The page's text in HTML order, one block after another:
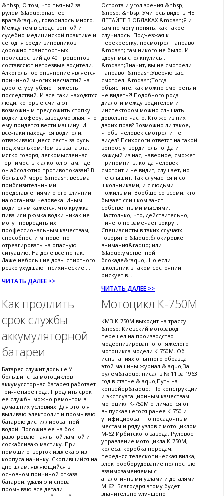
&nbsp; О том, что пьяный за
рулем &laquo;опаснее
врага&raquo;, говорилось много.
Между тем в следственной и
судебно-медицинской практике и
сегодня среди виновников
дорожно-транспортных
происшествий до 40 процентов
составляют нетрезвые водители.
Алкогольное опьянение является
причиной многих несчастий на
дороге, усугубляет тяжесть
последствий. И все-таки находятся
люди, которые считают
возможным предложить стопку
водки шоферу, заведомо зная, что
ему придется вести машину. И
все-таки находятся водители,
отваживающиеся сесть за руль
под хмельком.Чем вызвана эта,
мягко говоря, легкомысленная
терпимость к алкоголю там, где
он абсолютно противопоказан? В
большой мере &mdash; весьма
приблизительными
представлениями о его влиянии
на организм человека. Иным
водителям кажется, что кружка
пива или рюмка водки никак не
могут повредить их
профессиональным качествам,
способности мгновенно
отреагировать на опасную
ситуацию. На деле все не так.
Даже небольшие дозы спиртного
резко ухудшают психические ...
ЧИТАТЬ ДАЛЕЕ >>
Острота и угол зрения &nbsp;
&nbsp; &nbsp; Учитесь видеть НЕ
ЛЕТАЙТЕ В ОБЛАКАХ &mdash;Я и
сам не могу понять, как такое
случилось. Подъезжая к
перекрестку, посмотрел направо
&mdash; там никого не было. И
вдруг мы столкнулись...
&mdash;Значит, вы не смотрели
направо. &mdash;Уверяю вас,
смотрел! &mdash;Тогда
объясните, как можно смотреть и
не видеть?! Подобного рода
диалоги между водителем и
инспектором можно слышать
довольно часто. Кто же из них
двоих прав? Возможно ли такое,
чтобы человек смотрел и не
видел? Психологи ответят на такой
вопрос утвердительно. Да и
каждый из нас, наверное, сможет
припомнить, когда человек
смотрит и не видит, слушает, но
не слышит. Так случается и со
школьниками, и с людьми
пожилыми. Вообще со всеми, кто
бывает слишком занят
собственными мыслями.
Настолько, что, действительно,
ничего не замечает вокруг.
Специалисты в таких случаях
говорят о &laquo;блокировке
внимания&raquo; или
&laquo;умственной
блокаде&raquo;. Но если
школьник в таком состоянии
рискует в...
ЧИТАТЬ ДАЛЕЕ >>
Как продлить
срок службы
аккумуляторной
батареи
Батарея служит дольше У
большинства мотоциклов
аккумуляторная батарея работает
три-четыре года. Продлить срок
ее службы можно ремонтом в
домашних условиях. Для этого я
выливаю электролит и промываю
батарею дистиллированной
водой. Положив ее на бок.
разогреваю паяльной лампой и
соскабливаю мастику. При
помощи отверток извлекаю из
корпуса начинку. Скопившийся на
дне шлам, являющийся в
основном причиной отказа
батареи, удаляю и снова
промываю все детали
Мотоцикл К-750М
КМЗ К-750М выходит на трассу
&nbsp; Киевский мотозавод
перешел на производство
модернизированного тяжелого
мотоцикла модели К-750М. Об
испытаниях опытного образца
этой машины журнал &laquo;За
рулем&raquo; писал в № 11 за 1963
год в статье &laquo;Путь на
конвейер&raquo;. По конструкции
и эксплуатационным качествам
мотоцикл К-750М отличается от
выпускавшегося ранее К-750 и
унифицирован по посадочным
местам и ряду узлов с мотоциклом
М-62 Ирбитского завода. Рулевое
управление мотоцикла К-750М,
колеса, коробка передач,
передняя телескопическая вилка,
электрооборудование полностью
взаимозаменяемы с
аналогичными узлами и деталями
М-62. Благодаря этому будет
значительно улучшено